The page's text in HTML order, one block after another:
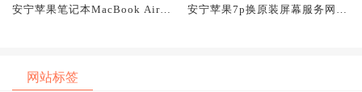
安宁苹果笔记本MacBook Air换
安宁苹果7p换原装屏幕服务网点
网站标签